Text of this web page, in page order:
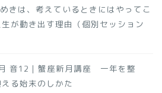
きは、考えているときにはやってこ
が動き出す理由（個別セッション
音12｜蟹座新月講座 一年を整
る始末のしかた